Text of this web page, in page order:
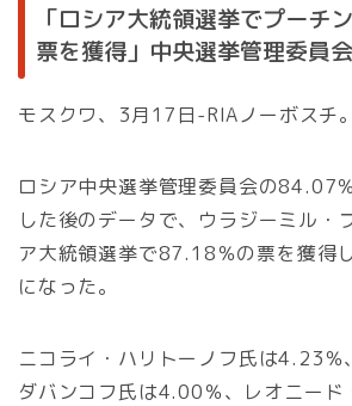
「ロシア大統領選挙でプーチ
票を獲得」中央選挙管理委員
モスクワ、3月17日-RIAノーボスチ。
ロシア中央選挙管理委員会の84.07
した後のデータで、ウラジーミル・
ア大統領選挙で87.18％の票を獲得
になった。
ニコライ・ハリトーノフ氏は4.23％
ダバンコフ氏は4.00％、レオニード